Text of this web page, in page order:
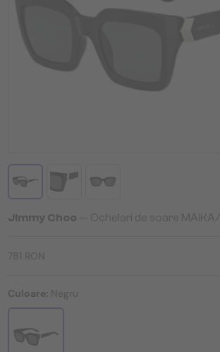
Jimmy Choo — Ochelari de soare
781 RON
Culoare: Negru